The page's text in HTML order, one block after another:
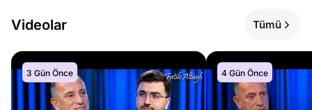
Videolar Tümü
3 Gün Önce 4 Gün Önce